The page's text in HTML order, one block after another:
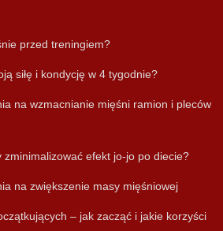
przed treningiem?
siłę i kondycję w 4 tygodnie?
na wzmacnianie mięśni ramion i pleców
zminimalizować efekt jo-jo po diecie?
na zwiększenie masy mięśniowej
– jak zacząć i jakie korzyści